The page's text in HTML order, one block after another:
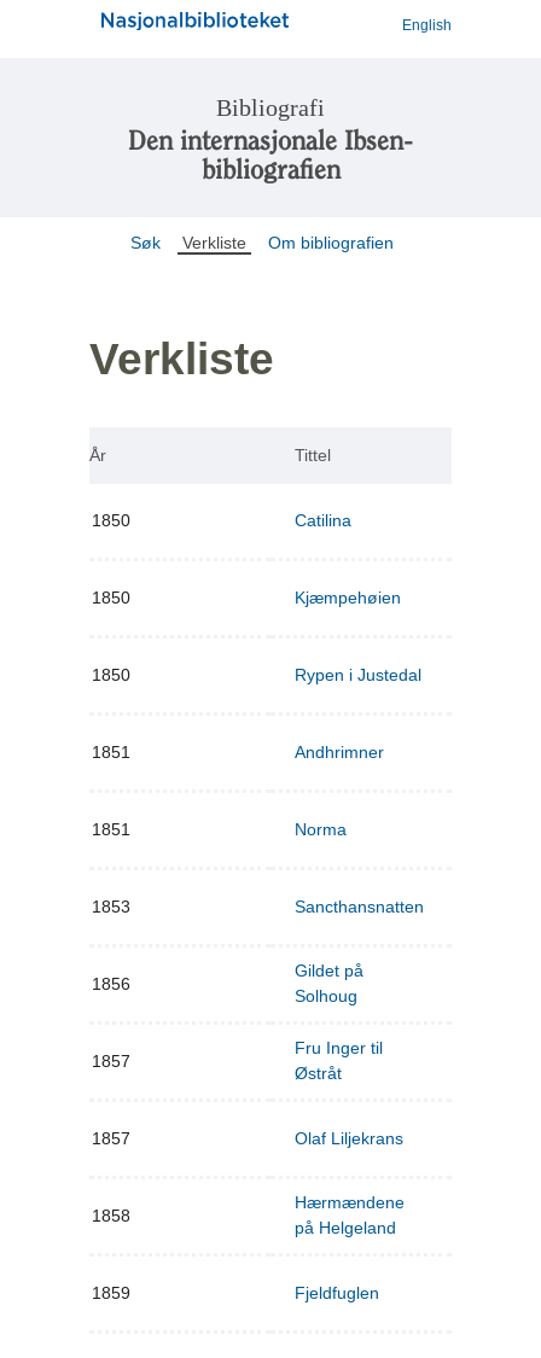
English
Bibliografi
Den internasjonale Ibsen-
bibliografien
Søk Verkliste Om bibliografien
Verkliste
År Tittel
1850 Catilina
1850 Kjæmpehøien
1850 Rypen i Justedal
1851 Andhrimner
1851 Norma
1853 Sancthansnatten
1856
Gildet på
Solhoug
1857
Fru Inger til
Østråt
1857 Olaf Liljekrans
1858
Hærmændene
på Helgeland
1859 Fjeldfuglen